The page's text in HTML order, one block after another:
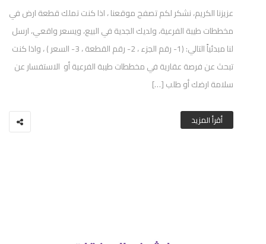
عزيزنا الكريم، نشكر لكم تصفح موقعنا ، اذا كنت تملك قطعة ارض في
مخططات طيبة الفرعية، ولديك الجدية في البيع، ويسعر واقعي، ارسل
لنا مبدئياً التالي: (1- رقم الجزء ، 2- رقم القطعة ، 3- السعر ) ، واذا كنت
تبحث عن فرصة عقارية في مخططات طيبة الفرعية أو الاستفسار عن
سلامة ارضك أو طلب […]
أقرأ المزيد